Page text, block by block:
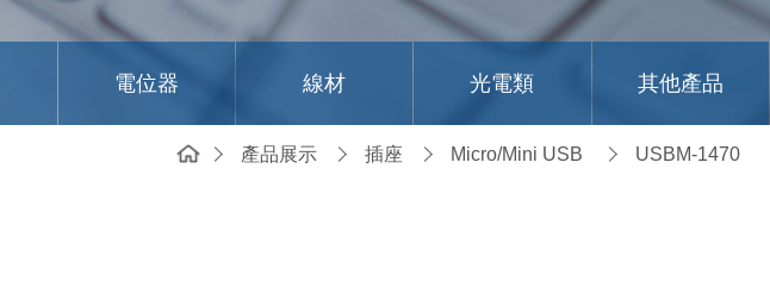
電位器 線材 光電類 其他產品
產品展示 插座 Micro/Mini USB USBM-1470